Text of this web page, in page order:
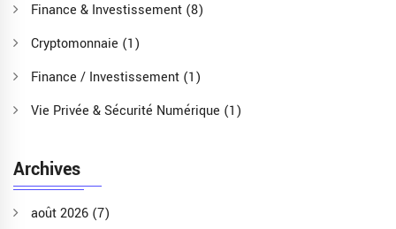
Finance & Investissement (8)
Cryptomonnaie (1)
Finance / Investissement (1)
Vie Privée & Sécurité Numérique (1)
Archives
août 2026 (7)